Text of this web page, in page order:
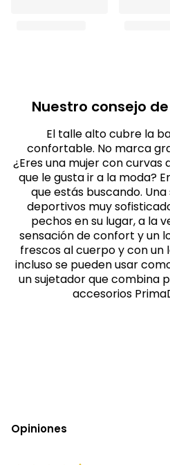
Nuestro consejo
El talle alto cubre la
confortable. No marca
¿Eres una mujer con curvas
que le gusta ir a la moda?
que estás buscando.
deportivos muy
pechos en su lugar, a la
sensación de confort y un
frescos al cuerpo y con un
incluso se pueden usar
un sujetador que combina
accesorios
Opiniones